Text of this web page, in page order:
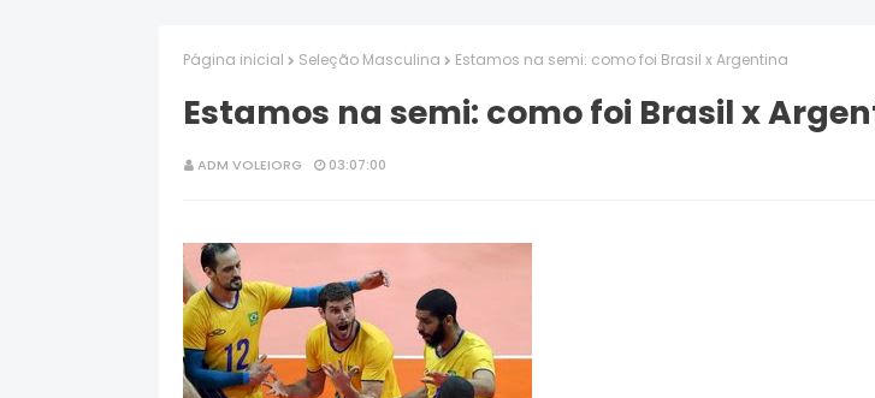
Página inicial Seleção Masculina Estamos na semi: como foi Brasil x Argentina
Estamos na semi: como foi Brasil x
ADM VOLEIORG 03:07:00